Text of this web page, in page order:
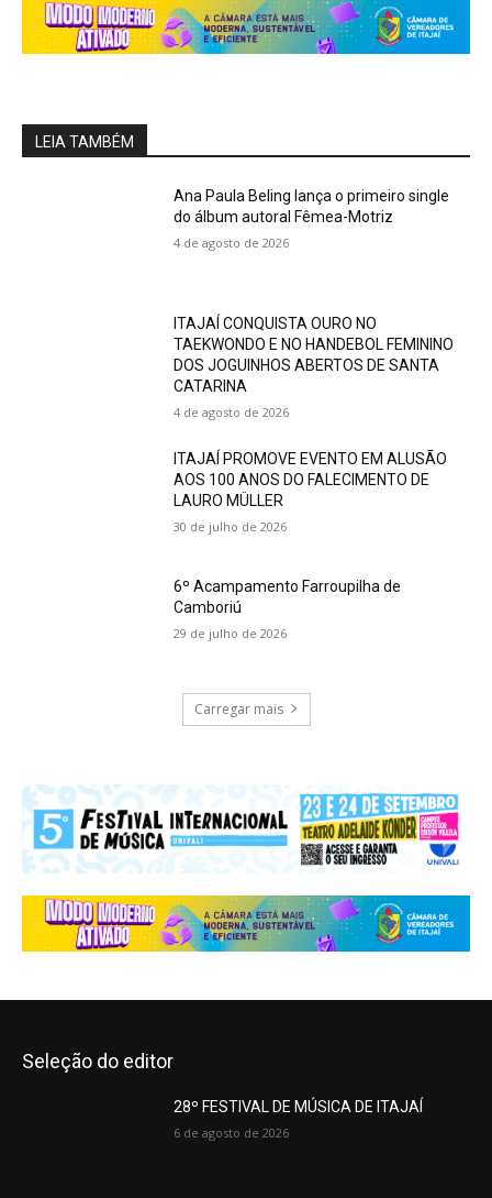
LEIA TAMBÉM
Ana Paula Beling lança o primeiro single
do álbum autoral Fêmea-Motriz
4 de agosto de 2026
ITAJAÍ CONQUISTA OURO NO
TAEKWONDO E NO HANDEBOL FEMININO
DOS JOGUINHOS ABERTOS DE SANTA
CATARINA
4 de agosto de 2026
ITAJAÍ PROMOVE EVENTO EM ALUSÃO
AOS 100 ANOS DO FALECIMENTO DE
LAURO MÜLLER
30 de julho de 2026
6º Acampamento Farroupilha de
Camboriú
29 de julho de 2026
Carregar mais
Seleção do editor
28º FESTIVAL DE MÚSICA DE ITAJAÍ
6 de agosto de 2026